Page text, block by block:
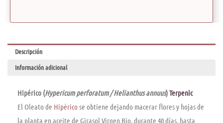
Descripción
Información adicional
Hipérico (Hypericum perforatum / Helianthus annuus)Terpenic
El Oleato de Hipéricose obtiene dejando macerar flores y hojas de
la planta en aceite de Girasol Virgen Bio, durante 40 dí­as, hasta